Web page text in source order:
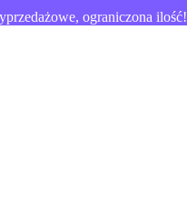
ograniczona ilość!